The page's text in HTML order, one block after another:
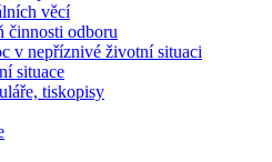
věcí
činnosti odboru
v nepříznivé životní situaci
situace
tiskopisy